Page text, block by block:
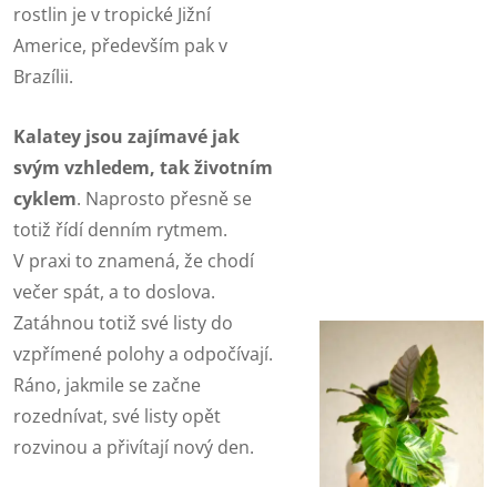
rostlin je v tropické Jižní
Americe, především pak v
Brazílii.
Kalatey jsou zajímavé jak
svým vzhledem, tak životním
cyklem. Naprosto přesně se
totiž řídí denním rytmem.
V praxi to znamená, že chodí
večer spát, a to doslova.
Zatáhnou totiž své listy do
vzpřímené polohy a odpočívají.
Ráno, jakmile se začne
rozednívat, své listy opět
rozvinou a přivítají nový den.